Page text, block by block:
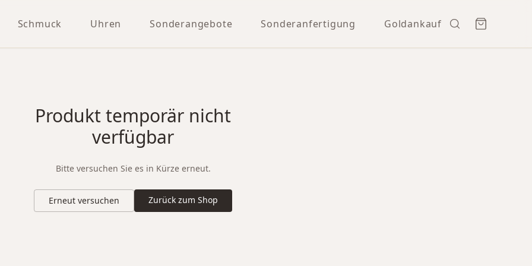
Schmuck Uhren Sonderangebote Sonderanfertigung Goldankauf
Produkt temporär nicht
verfügbar
Bitte versuchen Sie es in Kürze erneut.
Erneut versuchen Zurück zum Shop